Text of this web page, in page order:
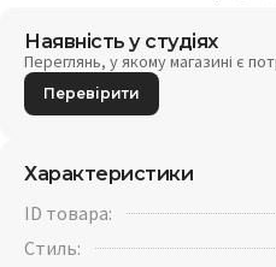
Наявність у студіях
Переглянь, у якому магазині є
Перевірити
Характеристики
ID товара:
Стиль: